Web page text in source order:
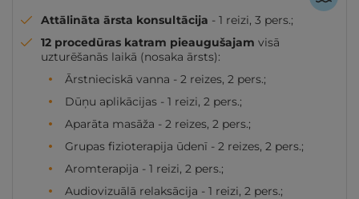
Attālināta ārsta konsultācija - 1 reizi, 3 pers.;
12 procedūras katram pieaugušajam visā
uzturēšanās laikā (nosaka ārsts):
Ārstnieciskā vanna - 2 reizes, 2 pers.;
Dūņu aplikācijas - 1 reizi, 2 pers.;
Aparāta masāža - 2 reizes, 2 pers.;
Grupas fizioterapija ūdenī - 2 reizes, 2 pers.;
Aromterapija - 1 reizi, 2 pers.;
Audiovizuālā relaksācija - 1 reizi, 2 pers.;